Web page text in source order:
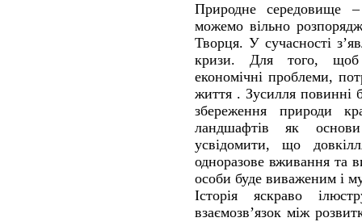
Природне середовище
можемо вільно
Творця. У сучасності
кризи. Для того, щоб
економічні проблеми,
життя . Зусилля повинні
збереження природи
ландшафтів як
усвідомити, що
одноразове вживання та
особи буде виваженим і
Історія яскраво
взаємозв’язок між